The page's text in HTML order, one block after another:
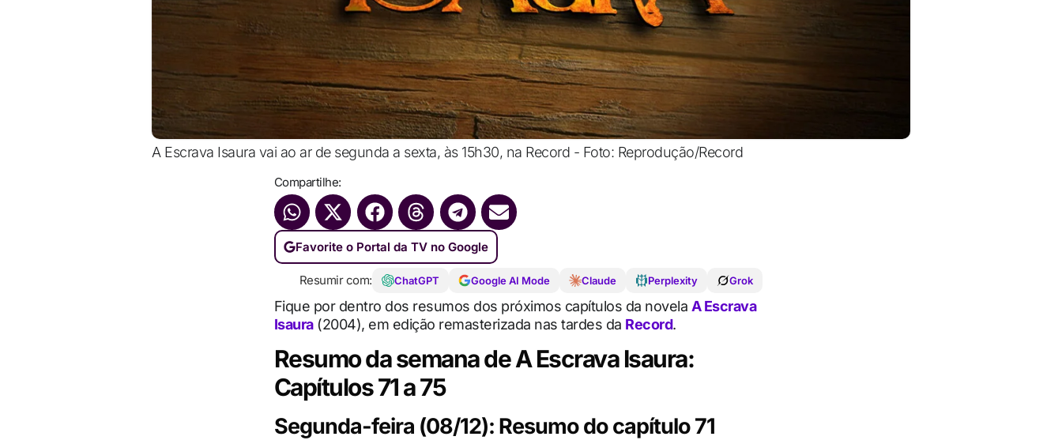
A Escrava Isaura vai ao ar de segunda a sexta, às 15h30, na Record - Foto: Reprodução/Record
Compartilhe:
Favorite o Portal da TV no Google
Resumir com: ChatGPT Google AI Mode Claude Perplexity Grok
Fique por dentro dos resumos dos próximos capítulos da novela A Escrava
Isaura(2004), em edição remasterizada nas tardes da Record.
Resumo da semana de A Escrava Isaura:
Capítulos 71 a 75
Segunda-feira (08/12): Resumo do capítulo 71